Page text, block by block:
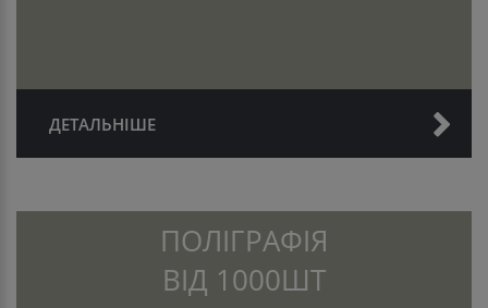
ДЕТАЛЬНІШЕ
ПОЛІГРАФІЯ
ВІД 1000ШТ